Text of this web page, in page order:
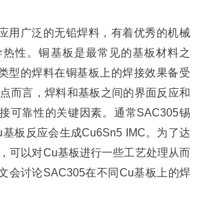
用广泛的无铅焊料，有着优秀的机械
性。铜基板是最常见的基板材料之
型的焊料在铜基板上的焊接效果备受
而言，焊料和基板之间的界面反应和
可靠性的关键因素。通常SAC305锡
板反应会生成Cu6Sn5 IMC。为了达
可以对Cu基板进行一些工艺处理从而
会讨论SAC305在不同Cu基板上的焊